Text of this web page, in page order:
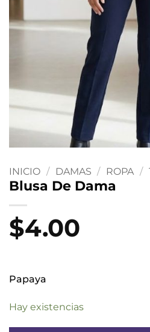
INICIO / DAMAS / ROPA /
Blusa De Dama
$4.00
Papaya
Hay existencias